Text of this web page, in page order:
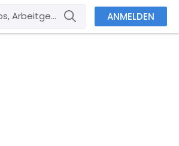
ANMELDEN